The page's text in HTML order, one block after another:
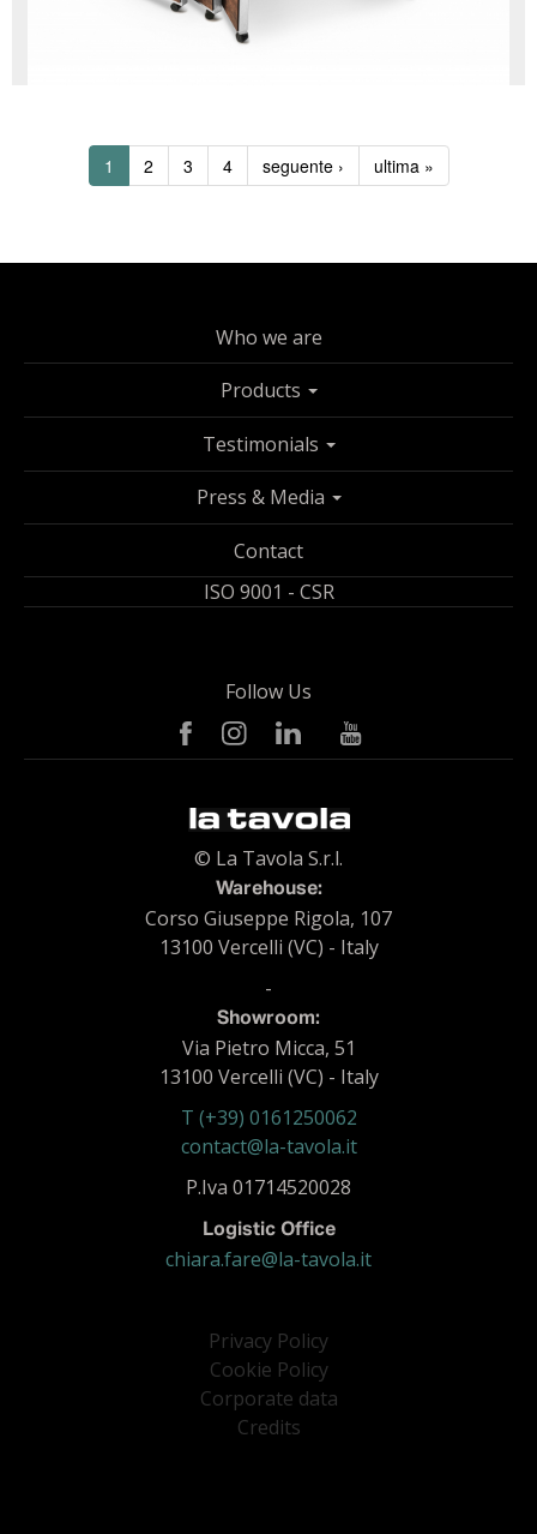
1 2 3 4 seguente › ultima »
Who we are
Products
Testimonials
Press & Media
Contact
ISO 9001 - CSR
Follow Us
© La Tavola S.r.l.
Warehouse:
Corso Giuseppe Rigola, 107
13100 Vercelli (VC) - Italy
-
Showroom:
Via Pietro Micca, 51
13100 Vercelli (VC) - Italy
T (+39) 0161250062
contact@la-tavola.it
P.Iva 01714520028
Logistic Office
chiara.fare@la-tavola.it
Privacy Policy
Cookie Policy
Corporate data
Credits